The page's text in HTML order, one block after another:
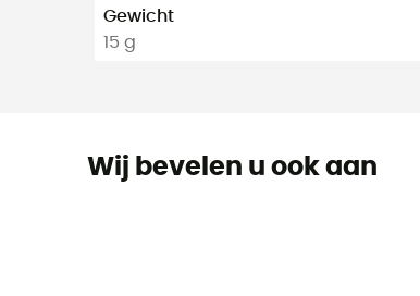
Gewicht
15 g
Wij bevelen u ook aan